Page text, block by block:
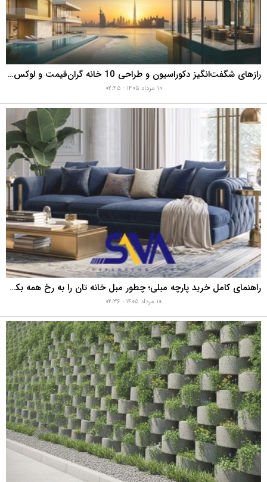
رازهای شگفت‌انگیز دکوراسیون و طراحی 10 خانه گران‌قیمت و لوکس دبی که هوش از سرتان می‌برد!
راهنمای کامل خرید پارچه مبلی؛ چطور مبل خانه تان را به رخ همه بکشید؟